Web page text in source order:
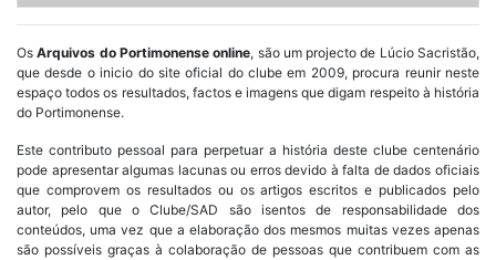
OsArquivos do Portimonense online, são um projecto de Lúcio Sacristão,
que desde o inicio do site oficial do clube em 2009, procura reunir neste
espaço todos os resultados, factos e imagens que digam respeito à história
do Portimonense.
Este contributo pessoal para perpetuar a história deste clube centenário
pode apresentar algumas lacunas ou erros devido à falta de dados oficiais
que comprovem os resultados ou os artigos escritos e publicados pelo
autor, pelo que o Clube/SAD são isentos de responsabilidade dos
conteúdos, uma vez que a elaboração dos mesmos muitas vezes apenas
são possíveis graças à colaboração de pessoas que contribuem com as